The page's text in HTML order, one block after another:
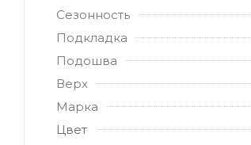
Сезонность
Подкладка
Подошва
Верх
Марка
Цвет